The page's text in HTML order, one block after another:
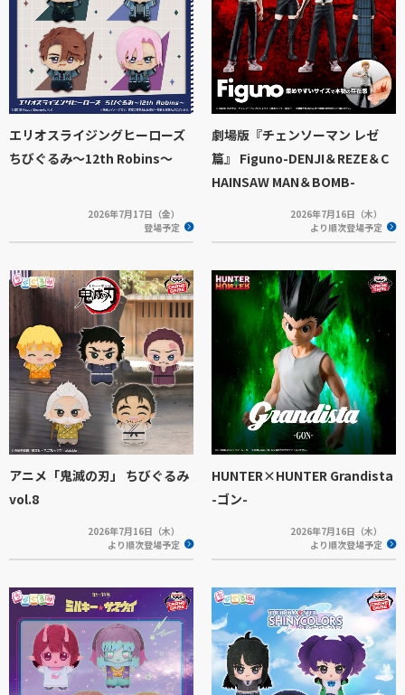
エリオスライジングヒーローズ
ちびぐるみ～12th Robins～
2026年7月17日（金）
登場予定
劇場版『チェンソーマン レゼ
篇』 Figuno-DENJI＆REZE＆C
HAINSAW MAN＆BOMB-
2026年7月16日（木）
より順次登場予定
アニメ「鬼滅の刃」 ちびぐるみ
vol.8
2026年7月16日（木）
より順次登場予定
HUNTER×HUNTER Grandista
-ゴン-
2026年7月16日（木）
より順次登場予定